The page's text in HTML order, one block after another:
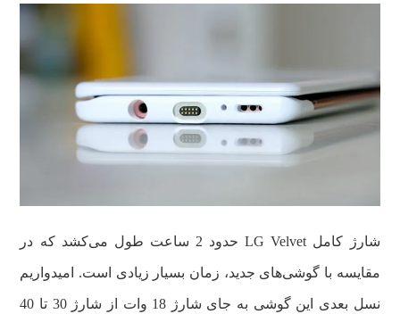
شارژ کامل LG Velvet حدود 2 ساعت طول می‌کشد که در
مقایسه با گوشی‌های جدید، زمان بسیار زیادی است. امیدواریم
نسل بعدی این گوشی به جای شارژ 18 وات از شارژ 30 تا 40